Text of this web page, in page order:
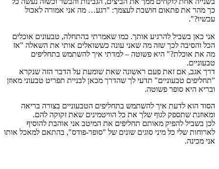
כך מהר את פתאום חושבת לעצמך: "רגע… מה אני אמורה לאכול
עכשיו?".
אני כאן בשביל להרגיע אותך. כמו שאמרתי בהתחלה, טבעונים אוכלים
הכל והסיבה לכך שזה מה שאני עונה כששואלים אותי את השאלה "אז
מה את אוכלת?" היא פשוטה – למדתי איך להשתמש בתחליפים
טבעוניים.
דרך אגב, אם זאת פעם ראשונה שאת שומעת על הדבר הזה שנקרא
"תחליפים טבעוניים" תדעי לך שהדרך מכאן לבניית תפריט טבעוני מאוזן
ובריא היא סופר פשוטה.
הסוד הוא לדעת איך להשתמש בתחליפים הטבעוניים בצורה בריאה
ומאוזנת שתספק לגוף שלך את כל הוויטמינים שאת זקוקה להם.
לכן בשביל להפיק מאותם תחליפים את המיטב אני אוהבת להוסיף
לארוחות שלי כל מיני סוגים שונים של "סופר-פודס", בהתאם למאכל אותו
אני מכינה.